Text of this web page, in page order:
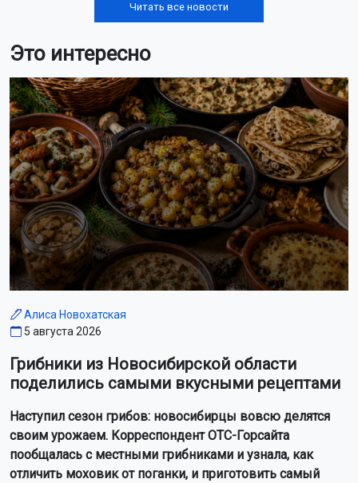
Читать все новости
Это интересно
Алиса Новохатская
5 августа 2026
Грибники из Новосибирской области
поделились самыми вкусными рецептами
Наступил сезон грибов: новосибирцы вовсю делятся
своим урожаем. Корреспондент ОТС-Горсайта
пообщалась с местными грибниками и узнала, как
отличить моховик от поганки, и приготовить самый